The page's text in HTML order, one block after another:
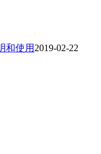
和使用 2019-02-22